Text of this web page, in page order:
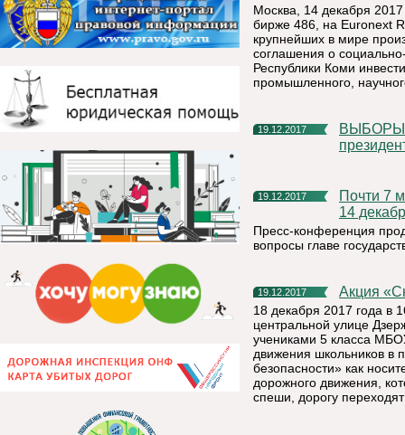
Москва, 14 декабря
бирже 486, на Euronext
крупнейших в мире
соглашения о
Республики Коми
промышленного,
19.12.2017
ВЫБОРЫ ПРЕЗИДЕНТА РОССИИ Памфилова дала старт
19.12.2017
Почти 7 млн россиян посмотрели пресс-конференцию Путина
14
Пресс-конференция
вопросы главе
19.12.2017 Акция
18 декабря 2017 года в
центральной улице
учениками 5 класса
движения школьников в
безопасности» как
дорожного движения,
спеши, дорогу